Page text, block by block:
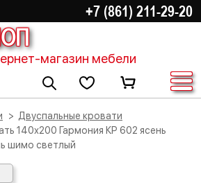
+7 (861) 211-29-20
магазин мебели
Двуспальные кровати
шимо светлый